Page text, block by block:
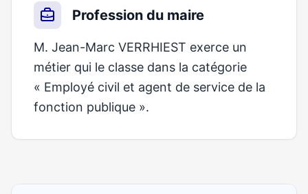
Profession du maire
M. Jean-Marc VERRHIEST exerce un
métier qui le classe dans la catégorie
« Employé civil et agent de service de la
fonction publique ».